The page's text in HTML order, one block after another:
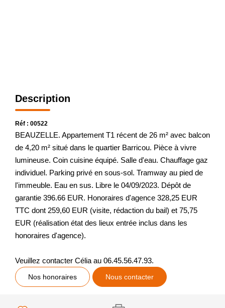
Description
Réf : 00522
BEAUZELLE. Appartement T1 récent de 26 m² avec balcon
de 4,20 m² situé dans le quartier Barricou. Pièce à vivre
lumineuse. Coin cuisine équipé. Salle d'eau. Chauffage gaz
individuel. Parking privé en sous-sol. Tramway au pied de
l'immeuble. Eau en sus. Libre le 04/09/2023. Dépôt de
garantie 396.66 EUR. Honoraires d'agence 328,25 EUR
TTC dont 259,60 EUR (visite, rédaction du bail) et 75,75
EUR (réalisation état des lieux entrée inclus dans les
honoraires d'agence).
Veuillez contacter Célia au 06.45.56.47.93.
Nos honoraires Nous contacter